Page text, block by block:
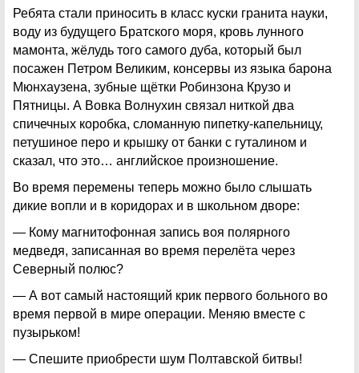
Ребята стали приносить в класс куски гранита науки,
воду из будущего Братского моря, кровь лунного
мамонта, жёлудь того самого дуба, который был
посажен Петром Великим, консервы из языка барона
Мюнхаузена, зубные щётки Робинзона Крузо и
Пятницы. А Вовка Волнухин связал ниткой два
спичечных коробка, сломанную пипетку-капельницу,
петушиное перо и крышку от банки с гуталином и
сказал, что это… английское произношение.
Во время перемены теперь можно было слышать
дикие вопли и в коридорах и в школьном дворе:
— Кому магнитофонная запись воя полярного
медведя, записанная во время перелёта через
Северный полюс?
— А вот самый настоящий крик первого больного во
время первой в мире операции. Меняю вместе с
пузырьком!
— Спешите приобрести шум Полтавской битвы!